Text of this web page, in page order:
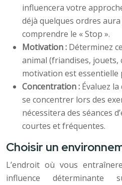
influencera votre
déjà quelques ordres
comprendre le « Stop ».
Motivation : Déterminez
animal (friandises, jouets,
motivation est essentielle
Concentration : Évaluez
se concentrer lors des
nécessitera des séances
courtes et fréquentes.
Choisir un
L’endroit où vous
influence